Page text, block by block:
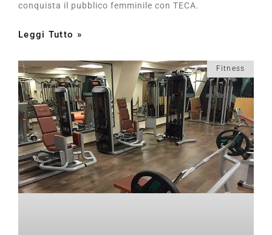
conquista il pubblico femminile con TECA.
Leggi Tutto »
Fitness